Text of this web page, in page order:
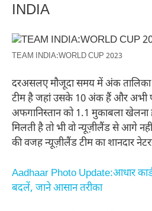
INDIA
TEAM INDIA:WORLD CUP 2023
दरअसलए मौजूदा समय में अंक तालिका
टीम है जहां उसके 10 अंक हैं और अभी
अफगानिस्तान को 1.1 मुकाबला
मिलती है तो भी वो न्यूज़ीलैंड से आगे
की वजह न्यूज़ीलैंड टीम का शानदार
Aadhaar Photo Update:आधार
बदलें, जाने आसान तरीका